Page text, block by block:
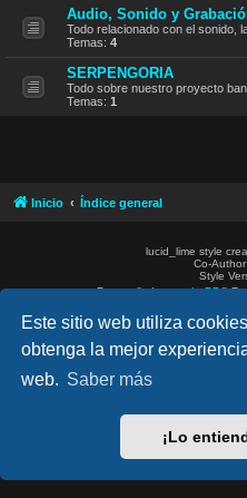
Este sitio web utiliza
obtenga la mejor
web. Saber más
¡Lo
Audio, Sonido y
Todo relacionado con el sonido,
Temas: 4
SERPENGORIA
Todo sobre nuestro proyecto
Temas: 1
Inicio Índice general
lucid_lime style
Co-Author:
Style
Desarrollado porphpBB®
Privacidad|